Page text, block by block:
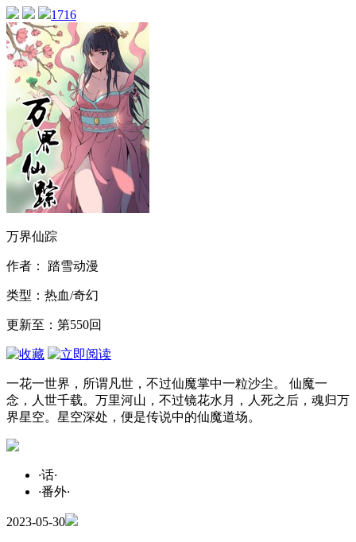
1716
万界仙踪
作者： 踏雪动漫
类型：热血/奇幻
更新至：第550回
一花一世界，所谓凡世，不过仙魔掌中一粒沙尘。 仙魔一
念，人世千载。万里河山，不过镜花水月，人死之后，魂归万
界星空。星空深处，便是传说中的仙魔道场。
·话·
·番外·
2023-05-30